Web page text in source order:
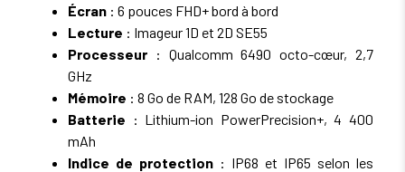
Écran : 6 pouces FHD+ bord à bord
Lecture : Imageur 1D et 2D SE55
Processeur : Qualcomm 6490 octo-cœur, 2,7
GHz
Mémoire : 8 Go de RAM, 128 Go de stockage
Batterie : Lithium-ion PowerPrecision+, 4 400
mAh
Indice de protection : IP68 et IP65 selon les